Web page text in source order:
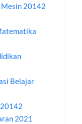
Mesin 20142
Belajar
2021